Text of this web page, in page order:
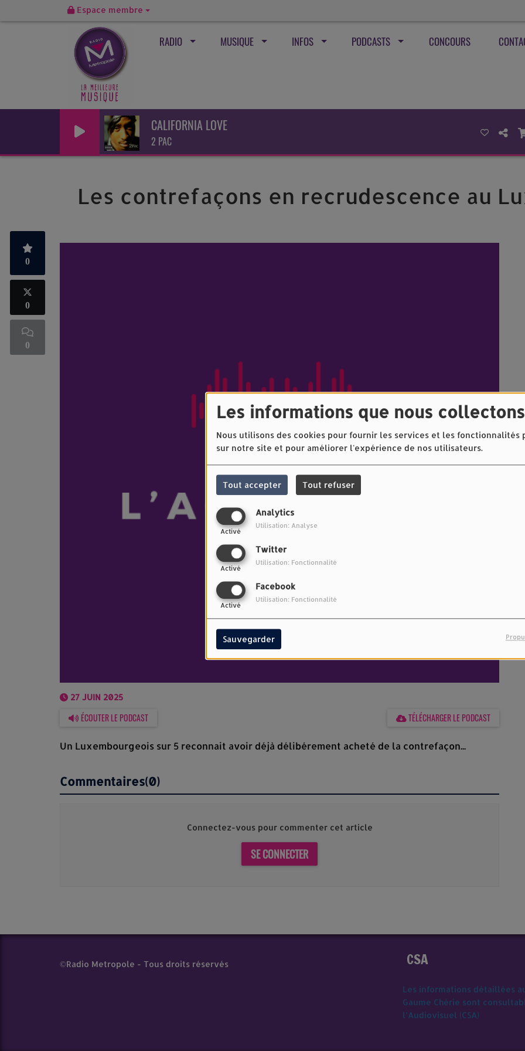
Les informations que nous collectons
Nous utilisons des cookies pour fournir les services et les fonctionnalités
sur notre site et pour améliorer l'expérience de nos utilisateurs.
Tout accepter Tout refuser
Analytics
Activé
Utilisation: Analyse
Twitter
Activé
Utilisation: Fonctionnalité
Facebook
Activé
Utilisation: Fonctionnalité
Sauvegarder
Espace membre
RADIO MUSIQUE INFOS PODCASTS CONCOURS
CALIFORNIA LOVE
2 PAC
Les contrefaçons en recrudescence au
0
0
0
27 JUIN 2025
ÉCOUTER LE PODCAST TÉLÉCHARGER LE PODCAST
Un Luxembourgeois sur 5 reconnait avoir déjà délibérement acheté de la contrefaçon...
Commentaires(0)
Connectez-vous pour commenter cet article
SE CONNECTER
©Radio Metropole - Tous droits réservés CSA
Les informations détaillées
Gaume Chérie sont
l’Audiovisuel (CSA)